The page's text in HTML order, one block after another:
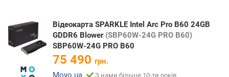
Відеокарта SPARKLE Intel Arc Pro B60 24GB
GDDR6 Blower (SBP60W-24G PRO B60)
SBP60W-24G PRO B60
75 490 грн.
Moyo.ua
З нами більше 10-ти років